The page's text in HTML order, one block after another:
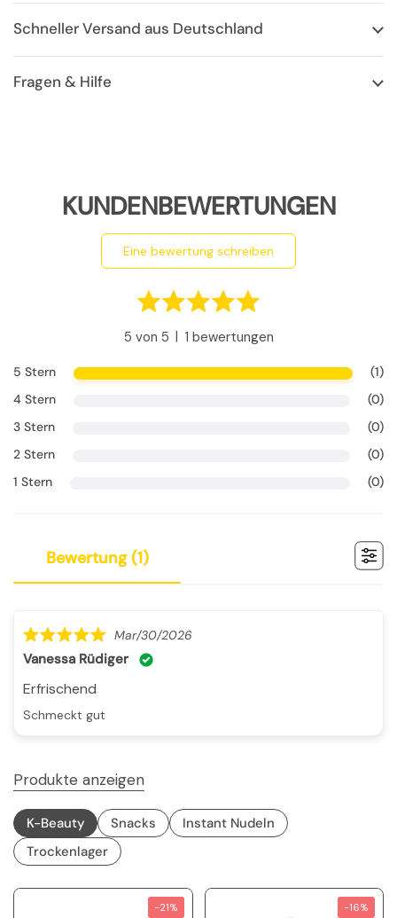
Schneller Versand aus Deutschland
Fragen & Hilfe
KUNDENBEWERTUNGEN
eine bewertung schreiben
5 von 5 | 1 bewertungen
5 Stern
(1)
4 Stern
(0)
3 Stern
(0)
2 Stern
(0)
1 Stern
(0)
bewertung (1)
Mar/30/2026
Vanessa Rüdiger
Erfrischend
Schmeckt gut
Produkte anzeigen
K-Beauty Snacks
Instant Nudeln
Trockenlager
-21% -16%